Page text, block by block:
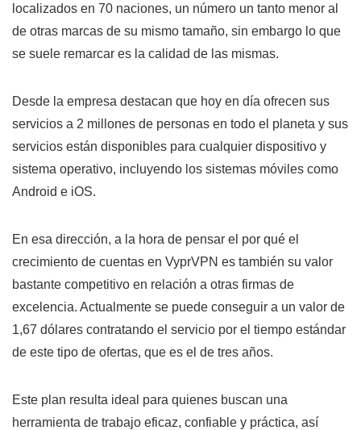
localizados en 70 naciones, un número un tanto menor al
de otras marcas de su mismo tamaño, sin embargo lo que
se suele remarcar es la calidad de las mismas.
Desde la empresa destacan que hoy en día ofrecen sus
servicios a 2 millones de personas en todo el planeta y sus
servicios están disponibles para cualquier dispositivo y
sistema operativo, incluyendo los sistemas móviles como
Android e iOS.
En esa dirección, a la hora de pensar el por qué el
crecimiento de cuentas en VyprVPN es también su valor
bastante competitivo en relación a otras firmas de
excelencia. Actualmente se puede conseguir a un valor de
1,67 dólares contratando el servicio por el tiempo estándar
de este tipo de ofertas, que es el de tres años.
Este plan resulta ideal para quienes buscan una
herramienta de trabajo eficaz, confiable y práctica, así